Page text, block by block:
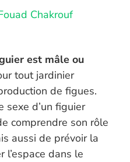
Chakrouf
est mâle ou
tout jardinier
de figues.
sexe d’un figuier
comprendre son rôle
aussi de prévoir la
l’espace dans le